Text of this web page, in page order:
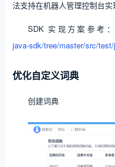
法支持在机器人管理控制台实
SDK 实现方案参考：
java-sdk/tree/master/src/
优化自定义词典
创建词典